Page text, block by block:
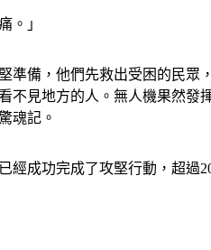
。」
準備，他們先救出受困的民
不見地方的人。無人機果然
魂記。
經成功完成了攻堅行動，超過